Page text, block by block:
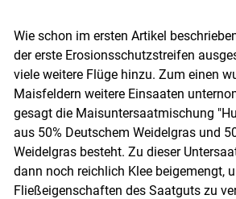
Wie schon im ersten Artikel
der erste Erosionsschutzstreifen
viele weitere Flüge hinzu. Zum einen
Maisfeldern weitere Einsaaten
gesagt die Maisuntersaatmischung
aus 50% Deutschem Weidelgras und
Weidelgras besteht. Zu dieser
dann noch reichlich Klee beigemengt,
Fließeigenschaften des Saatguts zu